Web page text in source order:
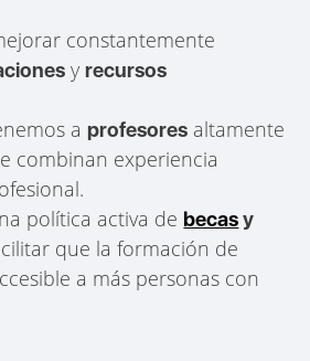
constantemente
yrecursos
aprofesores altamente
combinan experiencia
política activa de becasy
que la formación de
a más personas con